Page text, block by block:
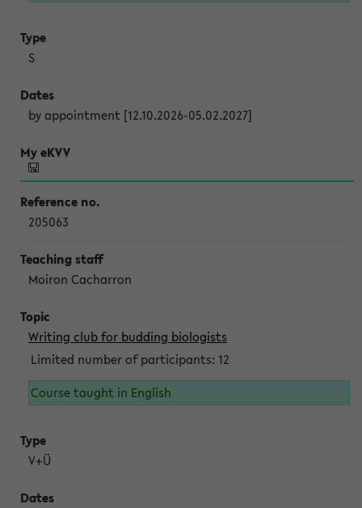
S
by appointment [12.10.2026-05.02.2027]
205063
Moiron Cacharron
Writing club for budding biologists
Limited number of participants: 12
Course taught in English
V+Ü